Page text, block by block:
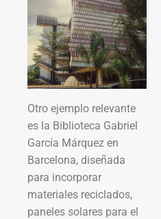
Otro ejemplo relevante
es la Biblioteca Gabriel
García Márquez en
Barcelona, diseñada
para incorporar
materiales reciclados,
paneles solares para el